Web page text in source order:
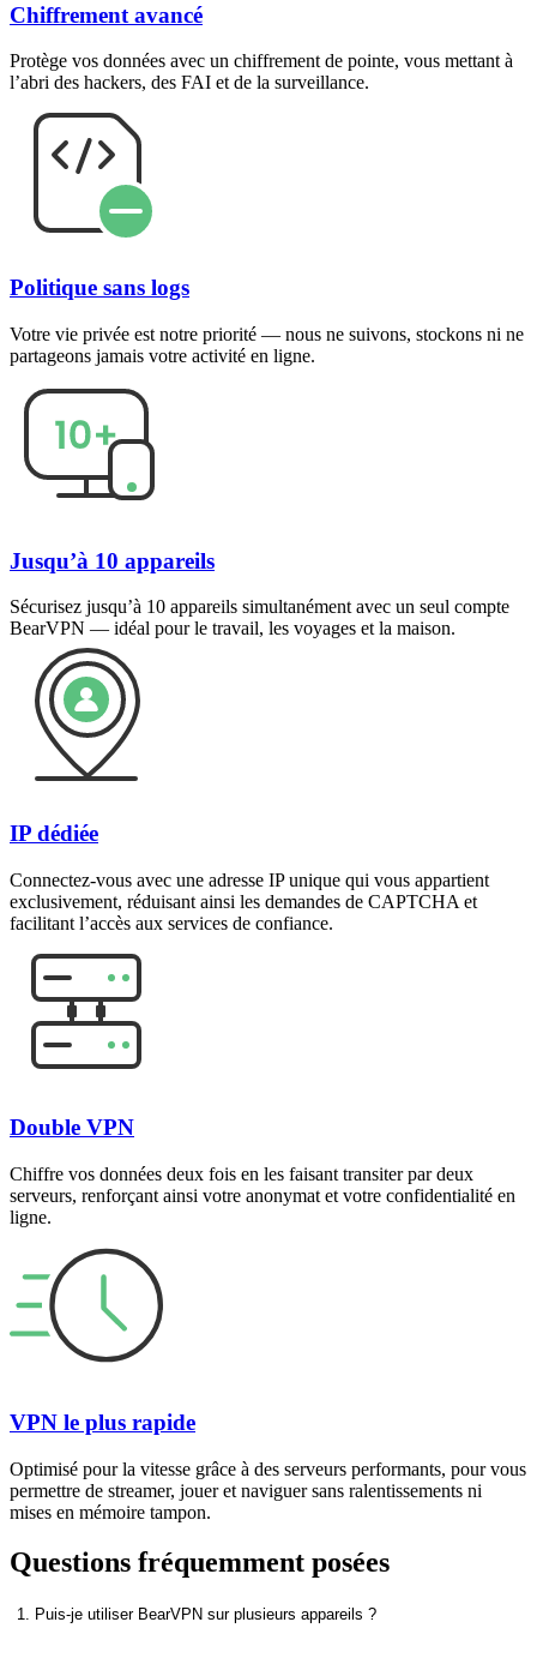
Chiffrement avancé
Protège vos données avec un chiffrement de pointe, vous mettant à
l’abri des hackers, des FAI et de la surveillance.
Politique sans logs
Votre vie privée est notre priorité — nous ne suivons, stockons ni ne
partageons jamais votre activité en ligne.
Jusqu’à 10 appareils
Sécurisez jusqu’à 10 appareils simultanément avec un seul compte
BearVPN — idéal pour le travail, les voyages et la maison.
IP dédiée
Connectez-vous avec une adresse IP unique qui vous appartient
exclusivement, réduisant ainsi les demandes de CAPTCHA et
facilitant l’accès aux services de confiance.
Double VPN
Chiffre vos données deux fois en les faisant transiter par deux
serveurs, renforçant ainsi votre anonymat et votre confidentialité en
ligne.
VPN le plus rapide
Optimisé pour la vitesse grâce à des serveurs performants, pour vous
permettre de streamer, jouer et naviguer sans ralentissements ni
mises en mémoire tampon.
Questions fréquemment posées
1. Puis-je utiliser BearVPN sur plusieurs appareils ?